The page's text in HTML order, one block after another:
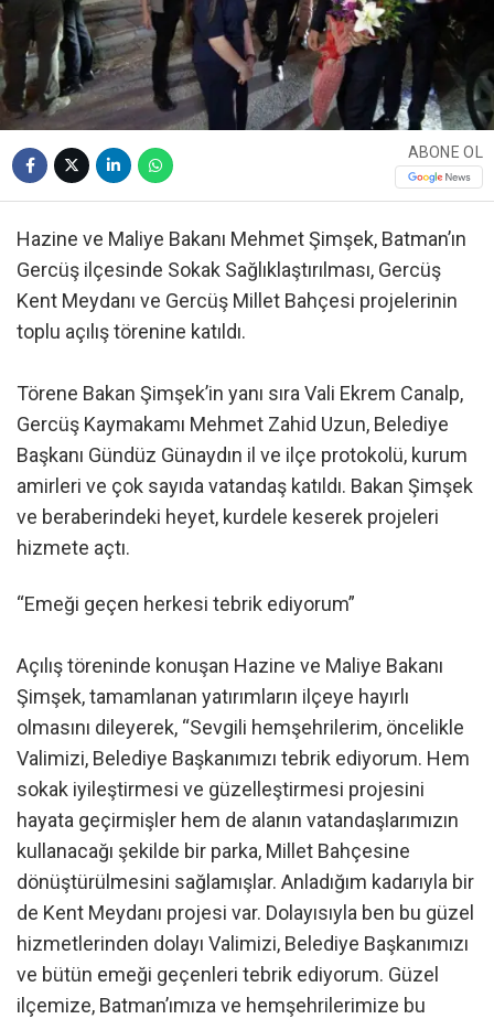
ABONE OL
Hazine ve Maliye Bakanı Mehmet Şimşek, Batman’ın
Gercüş ilçesinde Sokak Sağlıklaştırılması, Gercüş
Kent Meydanı ve Gercüş Millet Bahçesi projelerinin
toplu açılış törenine katıldı.
Törene Bakan Şimşek’in yanı sıra Vali Ekrem Canalp,
Gercüş Kaymakamı Mehmet Zahid Uzun, Belediye
Başkanı Gündüz Günaydın il ve ilçe protokolü, kurum
amirleri ve çok sayıda vatandaş katıldı. Bakan Şimşek
ve beraberindeki heyet, kurdele keserek projeleri
hizmete açtı.
“Emeği geçen herkesi tebrik ediyorum”
Açılış töreninde konuşan Hazine ve Maliye Bakanı
Şimşek, tamamlanan yatırımların ilçeye hayırlı
olmasını dileyerek, “Sevgili hemşehrilerim, öncelikle
Valimizi, Belediye Başkanımızı tebrik ediyorum. Hem
sokak iyileştirmesi ve güzelleştirmesi projesini
hayata geçirmişler hem de alanın vatandaşlarımızın
kullanacağı şekilde bir parka, Millet Bahçesine
dönüştürülmesini sağlamışlar. Anladığım kadarıyla bir
de Kent Meydanı projesi var. Dolayısıyla ben bu güzel
hizmetlerinden dolayı Valimizi, Belediye Başkanımızı
ve bütün emeği geçenleri tebrik ediyorum. Güzel
ilçemize, Batman’ımıza ve hemşehrilerimize bu